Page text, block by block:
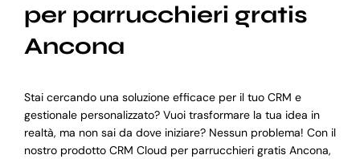
per parrucchieri gratis
Ancona
Stai cercando una soluzione efficace per il tuo CRM e
gestionale personalizzato? Vuoi trasformare la tua idea in
realtà, ma non sai da dove iniziare? Nessun problema! Con il
nostro prodotto CRM Cloud per parrucchieri gratis Ancona,